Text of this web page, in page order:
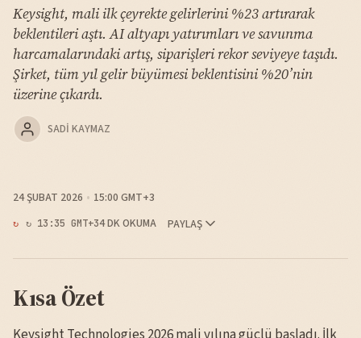
Keysight, mali ilk çeyrekte gelirlerini %23 artırarak
beklentileri aştı. AI altyapı yatırımları ve savunma
harcamalarındaki artış, siparişleri rekor seviyeye taşıdı.
Şirket, tüm yıl gelir büyümesi beklentisini %20’nin
üzerine çıkardı.
SADI KAYMAZ
24 ŞUBAT 2026 15:00 GMT+3
↻ 13:35 GMT+34 DK OKUMA PAYLAŞ
Kısa Özet